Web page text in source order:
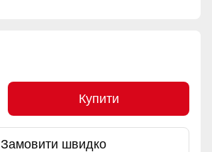
Купити
Замовити швидко